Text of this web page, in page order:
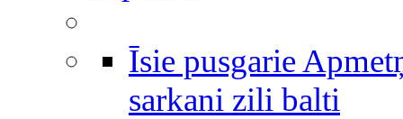
Īsie pusgarie
sarkani zili balti